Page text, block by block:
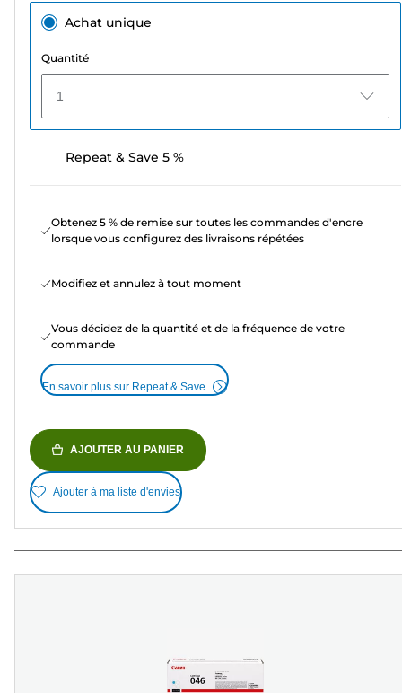
Achat unique
Quantité
1
Repeat & Save 5 %
Obtenez 5 % de remise sur toutes les commandes d'encre
lorsque vous configurez des livraisons répétées
Modifiez et annulez à tout moment
Vous décidez de la quantité et de la fréquence de votre
commande
En savoir plus sur Repeat & Save
AJOUTER AU PANIER
Ajouter à ma liste d'envies